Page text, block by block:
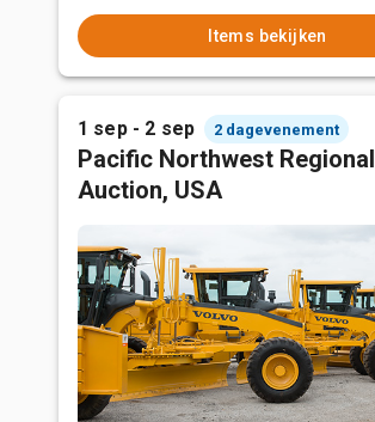
Items bekijken
1 sep - 2 sep 2 dagevenement
Pacific Northwest Regional
Auction, USA